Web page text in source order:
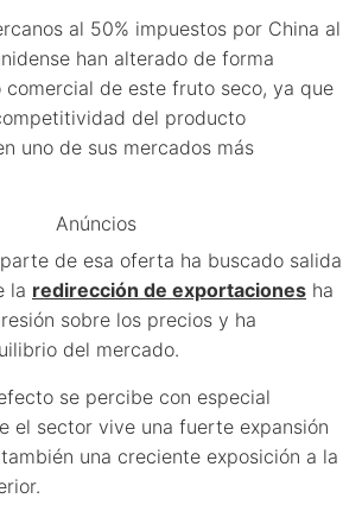
al 50% impuestos por China al
han alterado de forma
de este fruto seco, ya que
del producto
uno de sus mercados más
Anúncios
de esa oferta ha buscado salida
la redirección de exportaciones ha
sobre los precios y ha
del mercado.
se percibe con especial
el sector vive una fuerte expansión
una creciente exposición a la